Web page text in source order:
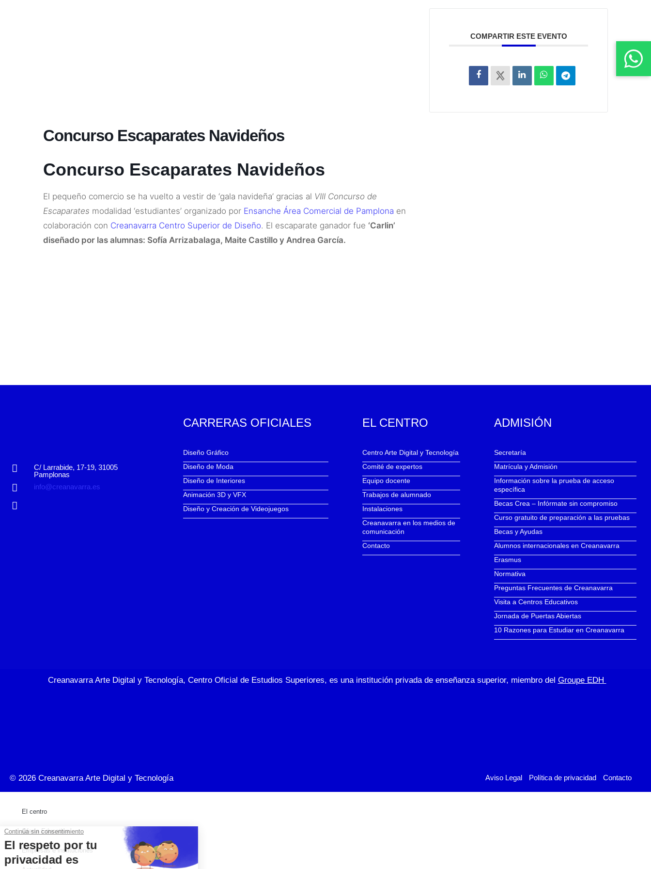
Concurso Escaparates Navideños
Concurso Escaparates Navideños
El pequeño comercio se ha vuelto a vestir de ‘gala navideña’ gracias al VIII Concurso de
Escaparates modalidad ‘estudiantes’ organizado por Ensanche Área Comercial de Pamplona en
colaboración con Creanavarra Centro Superior de Diseño. El escaparate ganador fue ‘Carlin’
diseñado por las alumnas: Sofía Arrizabalaga, Maite Castillo y Andrea García.
COMPARTIR ESTE EVENTO
C/ Larrabide, 17-19, 31005
Pamplonas
info@creanavarra.es
CARRERAS OFICIALES
Diseño Gráfico
Diseño de Moda
Diseño de Interiores
Animación 3D y VFX
Diseño y Creación de Videojuegos
EL CENTRO
Centro Arte Digital y Tecnología
Comité de expertos
Equipo docente
Trabajos de alumnado
Instalaciones
Creanavarra en los medios de
comunicación
Contacto
ADMISIÓN
Secretaría
Matrícula y Admisión
Información sobre la prueba de acceso
específica
Becas Crea – Infórmate sin compromiso
Curso gratuito de preparación a las pruebas
Becas y Ayudas
Alumnos internacionales en Creanavarra
Erasmus
Normativa
Preguntas Frecuentes de Creanavarra
Visita a Centros Educativos
Jornada de Puertas Abiertas
10 Razones para Estudiar en Creanavarra
Creanavarra Arte Digital y Tecnología, Centro Oficial de Estudios Superiores, es una institución privada de enseñanza superior, miembro del Groupe EDH
© 2026 Creanavarra Arte Digital y Tecnología Aviso Legal Política de privacidad Contacto
El centro
Oferta Educativa
Empresas e instituciones